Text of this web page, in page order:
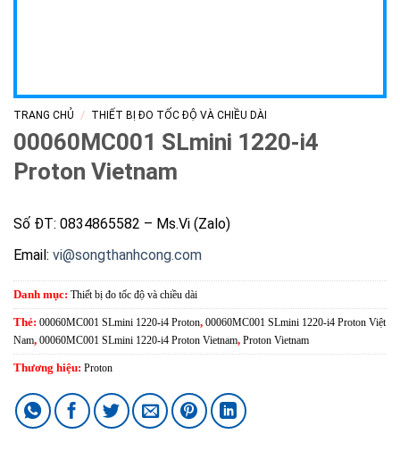
TRANG CHỦ / THIẾT BỊ ĐO TỐC ĐỘ VÀ CHIỀU DÀI
00060MC001 SLmini 1220-i4
Proton Vietnam
Số ĐT: 0834865582 – Ms.Vi (Zalo)
Email: vi@songthanhcong.com
Danh mục: Thiết bị đo tốc độ và chiều dài
Thẻ: 00060MC001 SLmini 1220-i4 Proton, 00060MC001 SLmini 1220-i4 Proton Việt
Nam, 00060MC001 SLmini 1220-i4 Proton Vietnam, Proton Vietnam
Thương hiệu: Proton